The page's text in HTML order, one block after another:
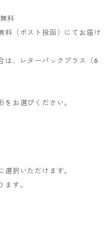
料
料（ポスト投函）にてお届け
は、レターパックプラス（6
お選びください。
択いただけます。
す。